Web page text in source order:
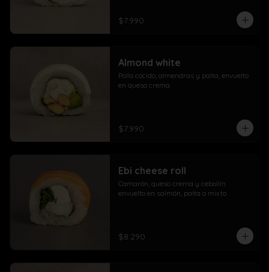
$7.990
Almond white
Pollo cocido, almendras y palta, envuelto
en queso crema
$7.990
Ebi cheese roll
Camarón, queso crema y cebollín
envuelto en salmón, palta o mixto
$8.290